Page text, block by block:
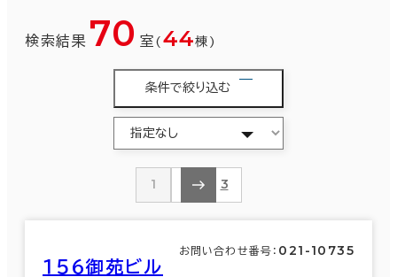
検索結果 70 室 ( 44棟)
条件で絞り込む
1 2 3
１５６御苑ビル
お問い合わせ番号： 021-10735